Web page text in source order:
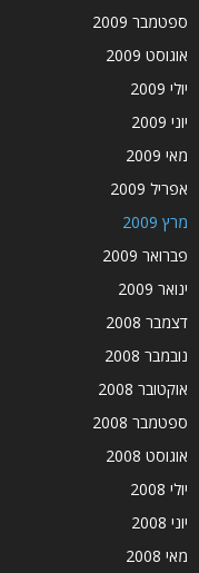
ספטמבר 2009
אוגוסט 2009
יולי 2009
יוני 2009
מאי 2009
אפריל 2009
מרץ 2009
פברואר 2009
ינואר 2009
דצמבר 2008
נובמבר 2008
אוקטובר 2008
ספטמבר 2008
אוגוסט 2008
יולי 2008
יוני 2008
מאי 2008